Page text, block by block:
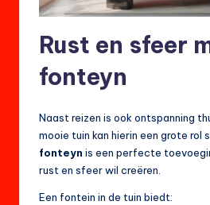
Rust en sfeer
fonteyn
Naast reizen is ook ontspanning
mooie tuin kan hierin een grote rol
fonteyn is een perfecte
rust en sfeer wil creëren.
Een fontein in de tuin biedt: